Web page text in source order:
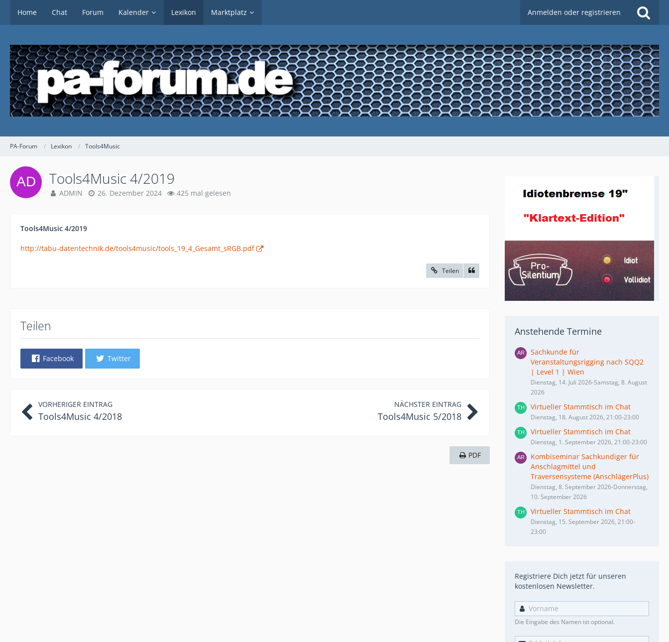
Home Chat Forum Kalender Lexikon Marktplatz Anmelden oder registrieren
PA-Forum Lexikon Tools4Music
Tools4Music 4/2019
ADMIN 26. Dezember 2024 425 mal gelesen
Tools4Music 4/2019
http://tabu-datentechnik.de/tools4music/tools_19_4_Gesamt_sRGB.pdf
Teilen
Teilen
Facebook Twitter
VORHERIGER EINTRAG
Tools4Music 4/2018
NÄCHSTER EINTRAG
Tools4Music 5/2018
PDF
Anstehende Termine
Sachkunde für
Veranstaltungsrigging nach SQQ2
| Level 1 | Wien
Dienstag, 14. Juli 2026-Samstag, 8. August
2026
Virtueller Stammtisch im Chat
Dienstag, 18. August 2026, 21:00-23:00
Virtueller Stammtisch im Chat
Dienstag, 1. September 2026, 21:00-23:00
Kombiseminar Sachkundiger für
Anschlagmittel und
Traversensysteme (AnschlägerPlus)
Dienstag, 8. September 2026-Donnerstag,
10. September 2026
Virtueller Stammtisch im Chat
Dienstag, 15. September 2026, 21:00-
23:00
Registriere Dich jetzt für unseren
kostenlosen Newsletter.
Die Eingabe des Namen ist optional.